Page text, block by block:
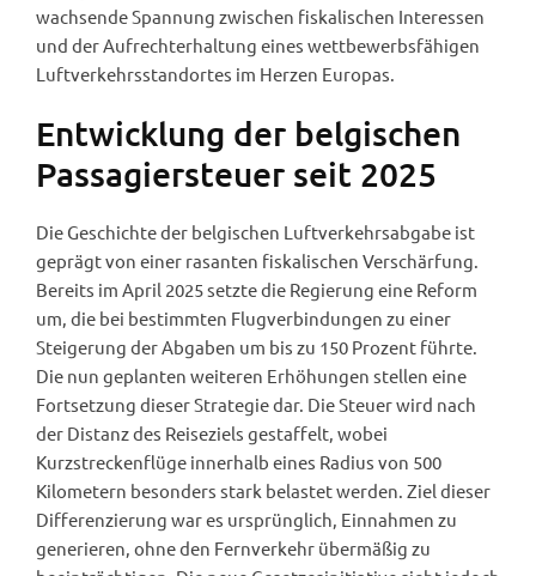
wachsende Spannung zwischen fiskalischen Interessen
und der Aufrechterhaltung eines wettbewerbsfähigen
Luftverkehrsstandortes im Herzen Europas.
Entwicklung der belgischen
Passagiersteuer seit 2025
Die Geschichte der belgischen Luftverkehrsabgabe ist
geprägt von einer rasanten fiskalischen Verschärfung.
Bereits im April 2025 setzte die Regierung eine Reform
um, die bei bestimmten Flugverbindungen zu einer
Steigerung der Abgaben um bis zu 150 Prozent führte.
Die nun geplanten weiteren Erhöhungen stellen eine
Fortsetzung dieser Strategie dar. Die Steuer wird nach
der Distanz des Reiseziels gestaffelt, wobei
Kurzstreckenflüge innerhalb eines Radius von 500
Kilometern besonders stark belastet werden. Ziel dieser
Differenzierung war es ursprünglich, Einnahmen zu
generieren, ohne den Fernverkehr übermäßig zu